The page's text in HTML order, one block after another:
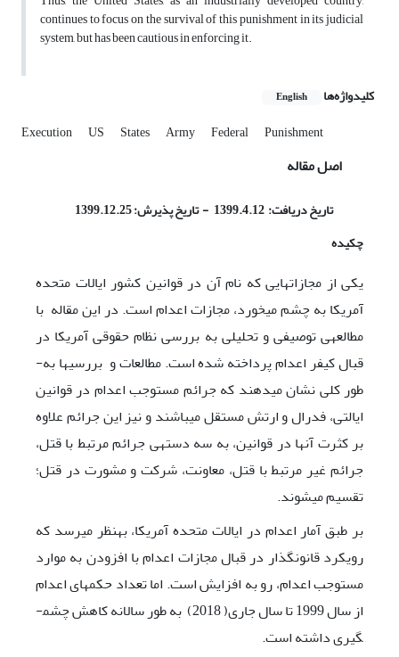
continues to focus on the survival of this punishment in its judicial
system, but has been cautious in enforcing it.
کلیدواژه‌ها English
Execution US States Army Federal Punishment
اصل مقاله
تاریخ دریافت: 1399.4.12 - تاریخ پذیرش: 1399.12.25
چکیده
یکی از مجازات­هایی که نام آن در قوانین کشور ایالات متحده
آمریکا به چشم می­خورد، مجازات اعدام است. در این مقاله با
مطالعه­ی توصیفی و تحلیلی به بررسی نظام حقوقی آمریکا در
قبال کیفر اعدام پرداخته شده است. مطالعات و بررسی­ها به­
طور کلی نشان­ می­دهند که جرائم مستوجب اعدام در قوانین
ایالتی، فدرال و ارتش مستقل می­باشند و نیز این جرائم علاوه
بر کثرت آن­ها در قوانین، به سه دسته­ی جرائم مرتبط با قتل،
جرائم غیر مرتبط با قتل، معاونت، شرکت و مشورت در قتل؛
تقسیم می­شوند.
بر طبق آمار اعدام در ایالات متحده آمریکا، به­نظر می­رسد که
رویکرد قانون­گذار در قبال مجازات اعدام با افزودن به موارد
مستوجب اعدام، رو به افزایش است. اما تعداد حکم­های اعدام
از سال 1999 تا سال جاری( 2018) به ­طور سالانه کاهش چشم­
گیری داشته است.